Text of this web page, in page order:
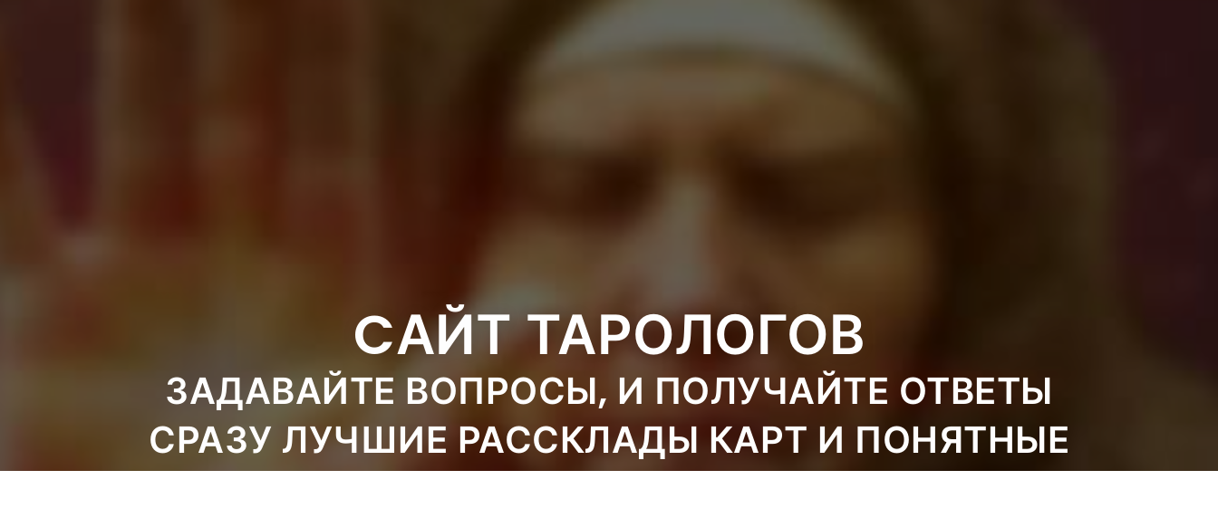
CАЙТ ТАРОЛОГОВ
ЗАДАВАЙТЕ ВОПРОСЫ, И ПОЛУЧАЙТЕ ОТВЕТЫ
СРАЗУ ЛУЧШИЕ РАССКЛАДЫ КАРТ И ПОНЯТНЫЕ